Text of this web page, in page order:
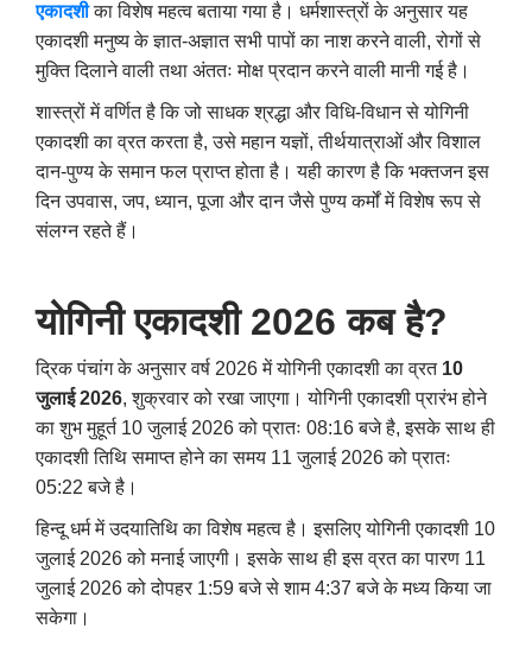
एकादशीका विशेष महत्व बताया गया है। धर्मशास्त्रों के अनुसार यह
एकादशी मनुष्य के ज्ञात-अज्ञात सभी पापों का नाश करने वाली, रोगों से
मुक्ति दिलाने वाली तथा अंततः मोक्ष प्रदान करने वाली मानी गई है।
शास्त्रों में वर्णित है कि जो साधक श्रद्धा और विधि-विधान से योगिनी
एकादशी का व्रत करता है, उसे महान यज्ञों, तीर्थयात्राओं और विशाल
दान-पुण्य के समान फल प्राप्त होता है। यही कारण है कि भक्तजन इस
दिन उपवास, जप, ध्यान, पूजा और दान जैसे पुण्य कर्मों में विशेष रूप से
संलग्न रहते हैं।
योगिनी एकादशी 2026 कब है?
द्रिक पंचांग के अनुसार वर्ष 2026 में योगिनी एकादशी का व्रत 10
जुलाई 2026, शुक्रवार को रखा जाएगा। योगिनी एकादशी प्रारंभ होने
का शुभ मुहूर्त 10 जुलाई 2026 को प्रातः 08:16 बजे है, इसके साथ ही
एकादशी तिथि समाप्त होने का समय 11 जुलाई 2026 को प्रातः
05:22 बजे है।
हिन्दू धर्म में उदयातिथि का विशेष महत्व है। इसलिए योगिनी एकादशी 10
जुलाई 2026 को मनाई जाएगी। इसके साथ ही इस व्रत का पारण 11
जुलाई 2026 को दोपहर 1:59 बजे से शाम 4:37 बजे के मध्य किया जा
सकेगा।